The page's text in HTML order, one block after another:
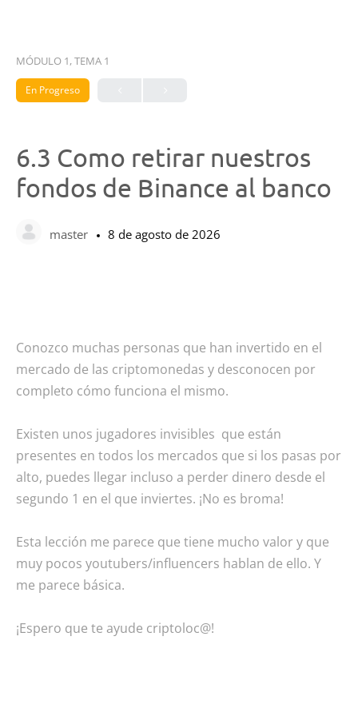
MÓDULO 1, TEMA 1
En Progreso
6.3 Como retirar nuestros
fondos de Binance al banco
master 8 de agosto de 2026
Conozco muchas personas que han invertido en el
mercado de las criptomonedas y desconocen por
completo cómo funciona el mismo.
Existen unos jugadores invisibles que están
presentes en todos los mercados que si los pasas por
alto, puedes llegar incluso a perder dinero desde el
segundo 1 en el que inviertes. ¡No es broma!
Esta lección me parece que tiene mucho valor y que
muy pocos youtubers/influencers hablan de ello. Y
me parece básica.
¡Espero que te ayude criptoloc@!